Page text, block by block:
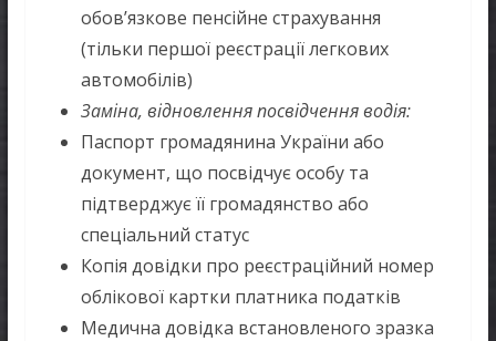
обов’язкове пенсійне страхування
(тільки першої реєстрації легкових
автомобілів)
Заміна, відновлення посвідчення водія:
Паспорт громадянина України або
документ, що посвідчує особу та
підтверджує її громадянство або
спеціальний статус
Копія довідки про реєстраційний номер
облікової картки платника податків
Медична довідка встановленого зразка